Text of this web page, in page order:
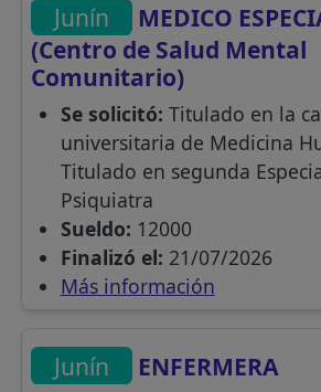
Junín
MEDICO
(Centro de Salud Mental
Comunitario)
Se solicitó: Titulado en la
universitaria de Medicina
Titulado en segunda
Psiquiatra
Sueldo: 12000
Finalizó el: 21/07/2026
Más información
Junín ENFERMERA